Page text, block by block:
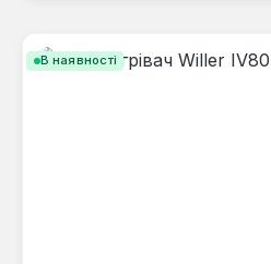
В наявності